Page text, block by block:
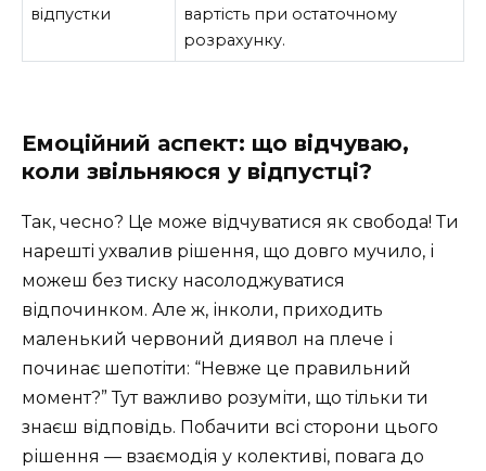
відпустки
вартість при остаточному
розрахунку.
Емоційний аспект: що відчуваю,
коли звільняюся у відпустці?
Так, чесно? Це може відчуватися як свобода! Ти
нарешті ухвалив рішення, що довго мучило, і
можеш без тиску насолоджуватися
відпочинком. Але ж, інколи, приходить
маленький червоний диявол на плече і
починає шепотіти: “Невже це правильний
момент?” Тут важливо розуміти, що тільки ти
знаєш відповідь. Побачити всі сторони цього
рішення — взаємодія у колективі, повага до